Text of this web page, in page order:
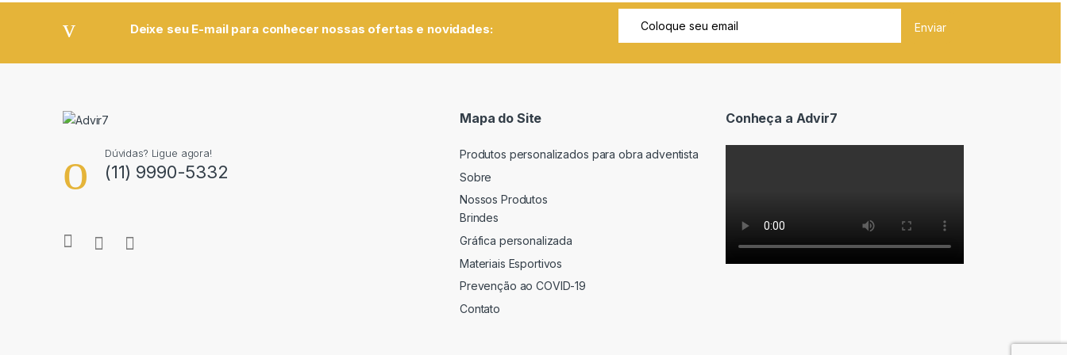
Deixe seu E-mail para conhecer nossas ofertas e novidades:
Dúvidas? Ligue agora!
(11) 9990-5332
Mapa do Site
Produtos personalizados para obra adventista
Sobre
Nossos Produtos
Brindes
Gráfica personalizada
Materiais Esportivos
Prevenção ao COVID-19
Contato
Conheça a Advir7